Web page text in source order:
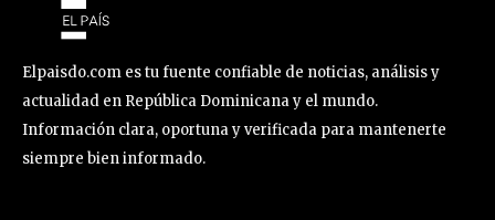
Elpaisdo.com es tu fuente confiable de noticias, análisis y
actualidad en República Dominicana y el mundo.
Información clara, oportuna y verificada para mantenerte
siempre bien informado.